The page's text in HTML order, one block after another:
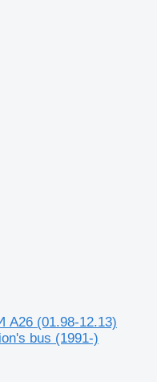
(01.98-12.13)
bus (1991-)